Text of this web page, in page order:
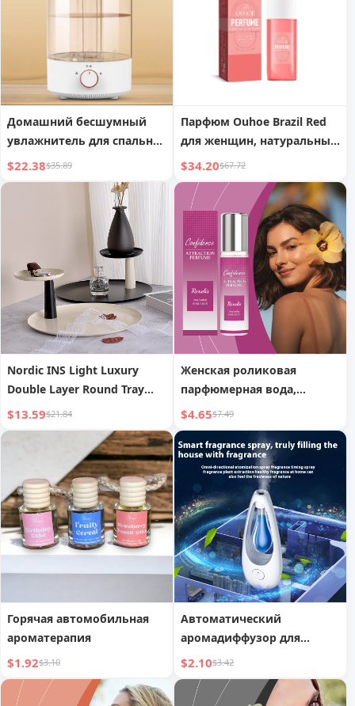
Домашний бесшумный
увлажнитель для спальни,
ароматерапевтический
аппарат
$22.38$35.89
Парфюм Ouhoe Brazil Red
для женщин, натуральный
стойкий аромат, не
резкий цветочный
парфюм для тела
$34.20$67.72
Nordic INS Light Luxury
Double Layer Round Tray
Home Entrance Hall Storage
Display Perfume Fragrance
Snacks Display Rack
$13.59$21.84
Женская роликовая
парфюмерная вода,
стойкая, элегантная и
свежая, источающая
очарование,
повседневные парфюмы
для свиданий
$4.65$7.49
Горячая автомобильная
ароматерапия
$1.92$3.10
Автоматический
аромадиффузор для
отелей, распылитель
ароматов, домашняя
машина для
$2.10$3.42